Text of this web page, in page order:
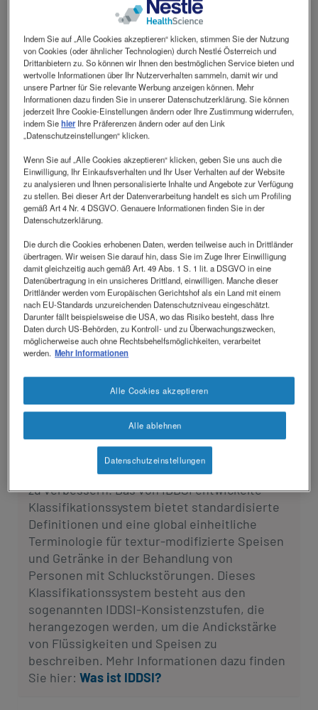
In folgendem Artikel erfahren Sie mehr zum
Thema Dysphagie (Schluckstörung) und dem
Schluckvorgang:Was ist Dysphagie?
Außerdem empfehlen wir Ihnen unser
Dysphagie-Erklärvideo, das in weniger als 5
Minuten die Grundlagen, Ursachen, Folgen
sowie den EAT-10 Risiko-Test und das Thema
Ernährungstherapie zusammenfasst:
Erklärvideo.
2. Was kann ich tun, wenn ich vermute,
Schluckstörung leidet?
Fragen zu IDDSI und dem Andicken
von Getränken sowie Speisen
Die Abkürzung IDDSI steht fürInternational
Dysphagia Diet Standardisation Initiative
(www.iddsi.at,www.iddsi.org). IDDSI ist eine
globale Initiative, um das Leben von weltweit
590 Millionen Menschen mit Schluckstörungen
zu verbessern. Das von IDDSI entwickelte
Klassifikationssystem bietet standardisierte
Definitionen und eine global einheitliche
Terminologie für textur-modifizierte Speisen
und Getränke in der Behandlung von
Personen mit Schluckstörungen. Dieses
Klassifikationssystem besteht aus den
sogenannten IDDSI-Konsistenzstufen, die
herangezogen werden, um die Andickstärke
von Flüssigkeiten und Speisen zu
beschreiben. Mehr Informationen dazu finden
Sie hier: Was ist IDDSI?
Indem Sie auf „Alle Cookies akzeptieren“ klicken, stimmen Sie der Nutzung
von Cookies (oder ähnlicher Technologien) durch Nestlé Österreich und
Drittanbietern zu. So können wir Ihnen den bestmöglichen Service bieten und
wertvolle Informationen über Ihr Nutzerverhalten sammeln, damit wir und
unsere Partner für Sie relevante Werbung anzeigen können. Mehr
Informationen dazu finden Sie in unserer Datenschutzerklärung. Sie können
jederzeit Ihre Cookie-Einstellungen ändern oder Ihre Zustimmung widerrufen,
indem SiehierIhre Präferenzen ändern oder auf den Link
„Datenschutzeinstellungen“ klicken.
Wenn Sie auf „Alle Cookies akzeptieren“ klicken, geben Sie uns auch die
Einwilligung, Ihr Einkaufsverhalten und Ihr User Verhalten auf der Website
zu analysieren und Ihnen personalisierte Inhalte und Angebote zur Verfügung
zu stellen. Bei dieser Art der Datenverarbeitung handelt es sich um Profiling
gemäß Art 4 Nr. 4 DSGVO. Genauere Informationen finden Sie in der
Datenschutzerklärung.
Die durch die Cookies erhobenen Daten, werden teilweise auch in Drittländer
übertragen. Wir weisen Sie darauf hin, dass Sie im Zuge Ihrer Einwilligung
damit gleichzeitig auch gemäß Art. 49 Abs. 1 S. 1 lit. a DSGVO in eine
Datenübertragung in ein unsicheres Drittland, einwilligen. Manche dieser
Drittländer werden vom Europäischen Gerichtshof als ein Land mit einem
nach EU-Standards unzureichenden Datenschutzniveau eingeschätzt.
Darunter fällt beispielsweise die USA, wo das Risiko besteht, dass Ihre
Daten durch US-Behörden, zu Kontroll- und zu Überwachungszwecken,
möglicherweise auch ohne Rechtsbehelfsmöglichkeiten, verarbeitet
werden. Mehr Informationen
Alle ablehnen
Alle Cookies akzeptieren
Datenschutzeinstellungen